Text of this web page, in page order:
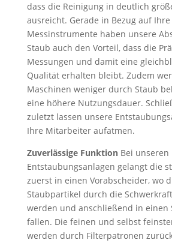
dass die Reinigung in deutlich
ausreicht. Gerade in Bezug auf Ihre
Messinstrumente haben unsere
Staub auch den Vorteil, dass die
Messungen und damit eine
Qualität erhalten bleibt. Zudem
Maschinen weniger durch Staub
eine höhere Nutzungsdauer.
zuletzt lassen unsere
Ihre Mitarbeiter aufatmen.
Zuverlässige FunktionBei unseren
Entstaubungsanlagen gelangt die
zuerst in einen Vorabscheider, wo
Staubpartikel durch die
werden und anschließend in einen
fallen. Die feinen und selbst
werden durch Filterpatronen